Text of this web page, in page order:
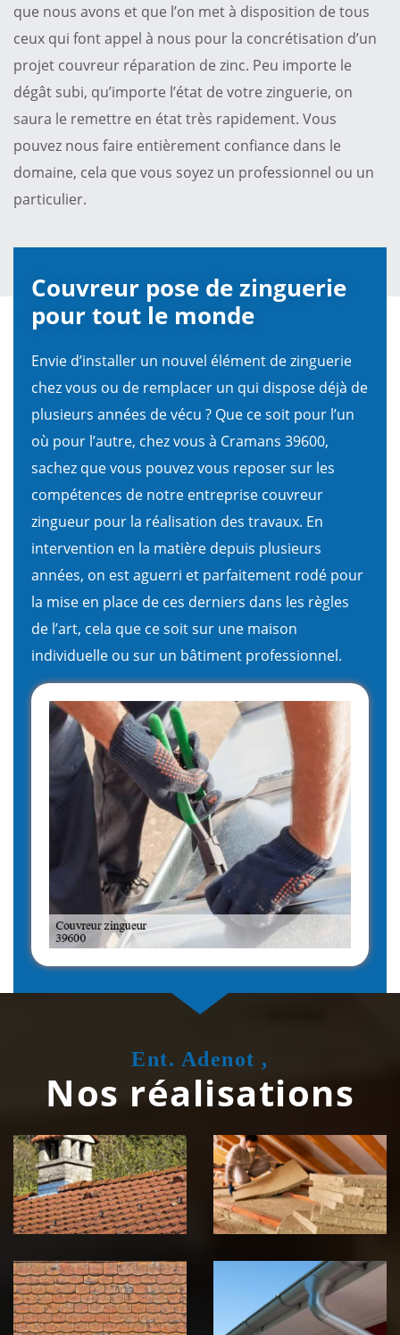
que nous avons et que l’on met à disposition de tous
ceux qui font appel à nous pour la concrétisation d’un
projet couvreur réparation de zinc. Peu importe le
dégât subi, qu’importe l’état de votre zinguerie, on
saura le remettre en état très rapidement. Vous
pouvez nous faire entièrement confiance dans le
domaine, cela que vous soyez un professionnel ou un
particulier.
Couvreur pose de zinguerie
pour tout le monde
Envie d’installer un nouvel élément de zinguerie
chez vous ou de remplacer un qui dispose déjà de
plusieurs années de vécu ? Que ce soit pour l’un
où pour l’autre, chez vous à Cramans 39600,
sachez que vous pouvez vous reposer sur les
compétences de notre entreprise couvreur
zingueur pour la réalisation des travaux. En
intervention en la matière depuis plusieurs
années, on est aguerri et parfaitement rodé pour
la mise en place de ces derniers dans les règles
de l’art, cela que ce soit sur une maison
individuelle ou sur un bâtiment professionnel.
Ent. Adenot ,
Nos réalisations
Couvreur
zingueur 39
Jura
Isolation de
toiture 39
Jura
démoussage de
toiture 39
Jura
pose de
gouttière 39
Jura